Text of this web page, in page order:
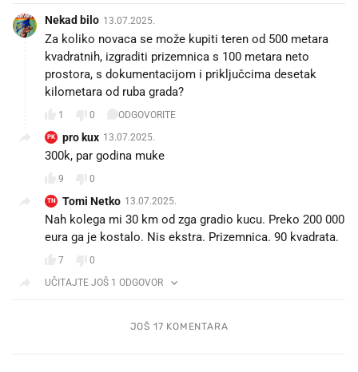
Nekad bilo 13.07.2025.
Za koliko novaca se može kupiti teren od 500 metara
kvadratnih, izgraditi prizemnica s 100 metara neto
prostora, s dokumentacijom i priključcima desetak
kilometara od ruba grada?
1 0 ODGOVORITE
PK pro kux 13.07.2025.
300k, par godina muke
9 0
TN Tomi Netko 13.07.2025.
Nah kolega mi 30 km od zga gradio kucu. Preko 200 000
eura ga je kostalo. Nis ekstra. Prizemnica. 90 kvadrata.
7
0
UČITAJTE JOŠ 1 ODGOVOR
JOŠ 17 KOMENTARA